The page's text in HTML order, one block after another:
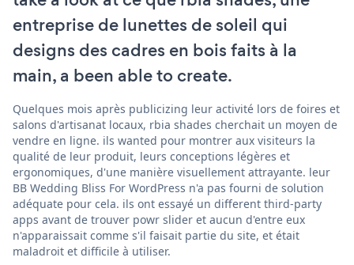
entreprise de lunettes de soleil qui
designs des cadres en bois faits à la
main, a been able to create.
Quelques mois après publicizing leur activité lors de foires et
salons d'artisanat locaux, rbia shades cherchait un moyen de
vendre en ligne. ils wanted pour montrer aux visiteurs la
qualité de leur produit, leurs conceptions légères et
ergonomiques, d'une manière visuellement attrayante. leur
BB Wedding Bliss For WordPress n'a pas fourni de solution
adéquate pour cela. ils ont essayé un different third-party
apps avant de trouver powr slider et aucun d'entre eux
n'apparaissait comme s'il faisait partie du site, et était
maladroit et difficile à utiliser.